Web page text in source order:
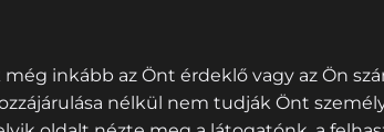
inkább az Önt érdeklő vagy az Ön
nélkül nem tudják Önt